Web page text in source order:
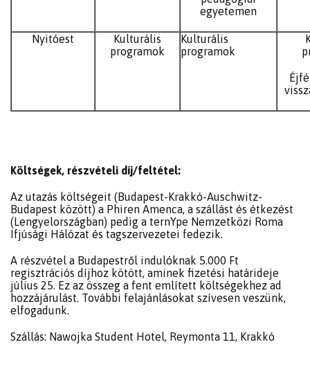
egyetemen
Nyitóest
Kulturális
programok
Kulturális
programok
Költségek, részvételi díj/feltétel:
Az utazás költségeit (Budapest-Krakkó-Auschwitz-
Budapest között) a Phiren Amenca, a szállást és étkezést
(Lengyelországban) pedig a ternYpe Nemzetközi Roma
Ifjúsági Hálózat és tagszervezetei fedezik.
A részvétel a Budapestről indulóknak 5.000 Ft
regisztrációs díjhoz kötött, aminek fizetési határideje
július 25. Ez az összeg a fent említett költségekhez ad
hozzájárulást. További felajánlásokat szívesen veszünk,
elfogadunk.
Szállás: Nawojka Student Hotel, Reymonta 11, Krakkó